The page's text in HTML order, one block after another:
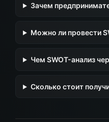
Зачем
Можно ли провести
Чем SWOT-анализ
Сколько стоит